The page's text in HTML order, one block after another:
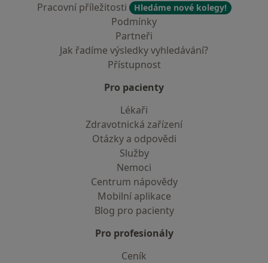
Pracovní příležitosti
Hledáme nové kolegy!
Podmínky
Partneři
Jak řadíme výsledky vyhledávání?
Přístupnost
Pro pacienty
Lékaři
Zdravotnická zařízení
Otázky a odpovědi
Služby
Nemoci
Centrum nápovědy
Mobilní aplikace
Blog pro pacienty
Pro profesionály
Ceník